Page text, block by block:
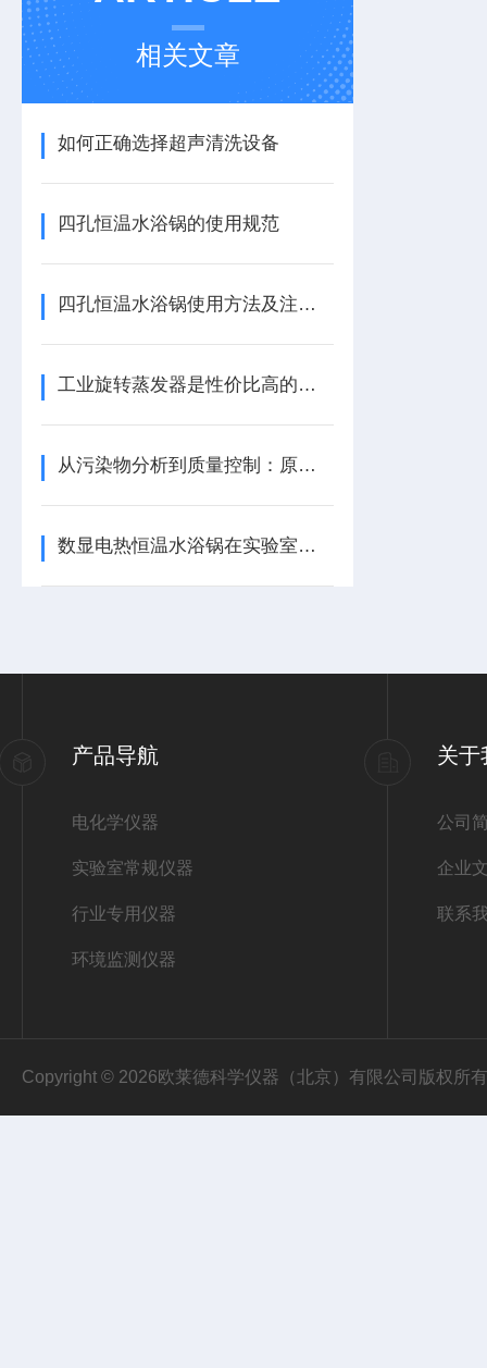
相关文章
如何正确选择超声清洗设备
四孔恒温水浴锅的使用规范
四孔恒温水浴锅使用方法及注意事项
工业旋转蒸发器是性价比高的设备
从污染物分析到质量控制：原子荧光光谱仪的多重用途
数显电热恒温水浴锅在实验室还有这些意想不到的用途
产品导航
电化学仪器
实验室常规仪器
行业专用仪器
环境监测仪器
关于
公司
企业
联系
Copyright © 2026欧莱德科学仪器（北京）有限公司版权